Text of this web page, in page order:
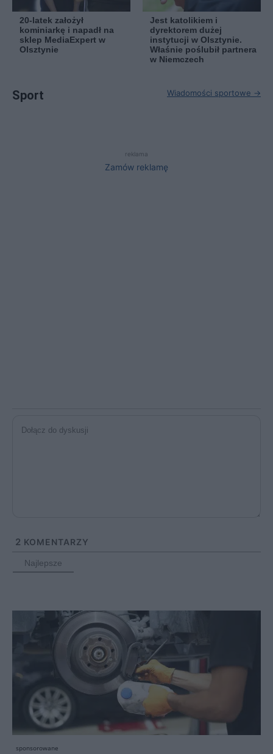
20-latek założył
kominiarkę i napadł na
sklep MediaExpert w
Olsztynie
Jest katolikiem i
dyrektorem dużej
instytucji w Olsztynie.
Właśnie poślubił partnera
w Niemczech
Sport Wiadomości sportowe →
reklama
Zamów reklamę
2 KOMENTARZY
Najlepsze
sponsorowane